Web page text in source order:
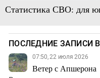
Статистика СВО: для
ПОСЛЕДНИЕ ЗАПИСИ
07:50, 22 июля 2026
Ветер с Апшерона